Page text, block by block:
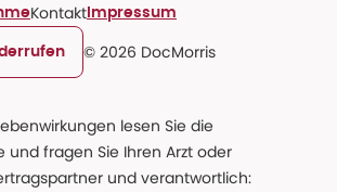
Kontakt Impressum
© 2026 DocMorris
lesen Sie die
und fragen Sie Ihren Arzt oder
und verantwortlich: